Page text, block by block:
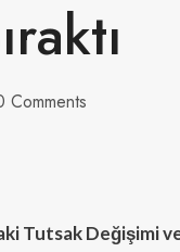
Comments
Tutsak Değişimi